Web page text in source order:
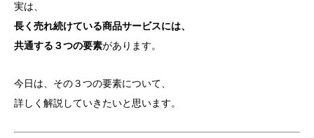
実は、
長く売れ続けている商品サービスには、
共通する３つの要素があります。
今日は、その３つの要素について、
詳しく解説していきたいと思います。